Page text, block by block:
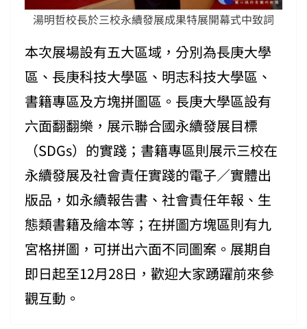
湯明哲校長於三校永續發展成果特展開幕式中致詞
本次展場設有五大區域，分別為長庚大學
區、長庚科技大學區、明志科技大學區、
書籍專區及方塊拼圖區。長庚大學區設有
六面翻翻樂，展示聯合國永續發展目標
（SDGs）的實踐；書籍專區則展示三校在
永續發展及社會責任實踐的電子／實體出
版品，如永續報告書、社會責任年報、生
態類書籍及繪本等；在拼圖方塊區則有九
宮格拼圖，可拼出六面不同圖案。展期自
即日起至12月28日，歡迎大家踴躍前來參
觀互動。